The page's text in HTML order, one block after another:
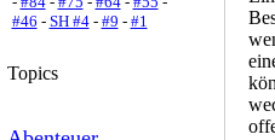
#46 - SH #4- #9 - #1
Topics